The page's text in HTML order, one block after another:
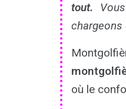
tout.
chargeons
où le